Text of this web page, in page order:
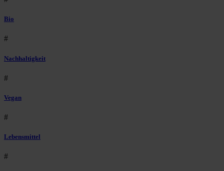
Bio
#
Nachhaltigkeit
#
Vegan
#
Lebensmittel
#